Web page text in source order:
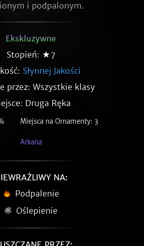
i podpalonym.
Ekskluzywne
Stopień: ★7
Słynnej Jakości
przez: Wszystkie klasy
Druga Ręka
Miejsca na Ornamenty: 3
Arkana
NA:
Podpalenie
Oślepienie